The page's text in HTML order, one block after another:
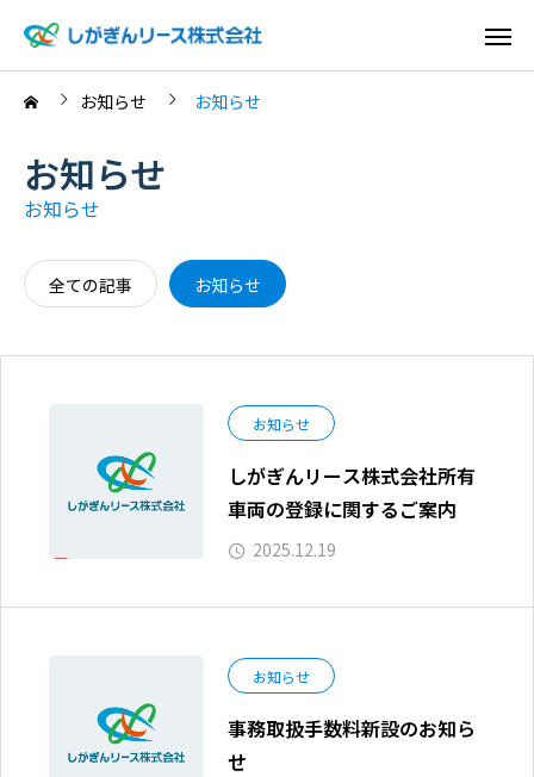
お知らせ お知らせ
お知らせ
お知らせ
全ての記事 お知らせ
お知らせ
しがぎんリース株式会社所有
車両の登録に関するご案内
2025.12.19
お知らせ
事務取扱手数料新設のお知ら
せ